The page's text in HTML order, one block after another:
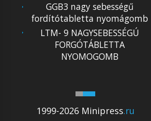
1999-2026 Minipress.ru
GGB3 nagy sebességű
fordítótabletta nyomágomb
LTM- 9 NAGYSEBESSÉGÚ
FORGÓTÁBLETTA
NYOMOGOMB